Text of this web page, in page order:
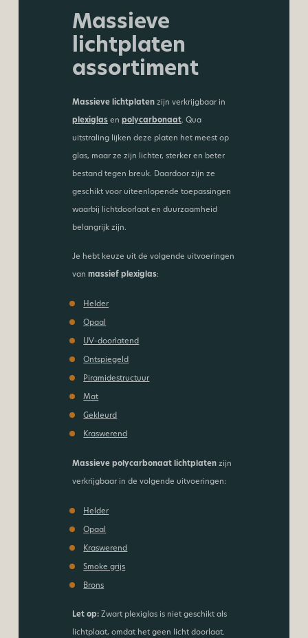
Massieve
lichtplaten
assortiment
Massieve lichtplaten zijn verkrijgbaar in
plexiglas enpolycarbonaat. Qua
uitstraling lijken deze platen het meest op
glas, maar ze zijn lichter, sterker en beter
bestand tegen breuk. Daardoor zijn ze
geschikt voor uiteenlopende toepassingen
waarbij lichtdoorlaat en duurzaamheid
belangrijk zijn.
Je hebt keuze uit de volgende uitvoeringen
vanmassief plexiglas:
Helder
Opaal
UV-doorlatend
Ontspiegeld
Piramidestructuur
Mat
Gekleurd
Kraswerend
Massieve polycarbonaat lichtplaten zijn
verkrijgbaar in de volgende uitvoeringen:
Helder
Opaal
Kraswerend
Smoke grijs
Brons
Let op: Zwart plexiglas is niet geschikt als
lichtplaat, omdat het geen licht doorlaat.